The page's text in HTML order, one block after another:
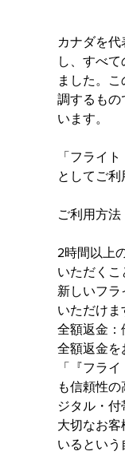
カナダを
し、すべ
ました。
調するもの
います。
「フライ
としてご利
ご利用方法
2時間以上
いただくこ
新しいフラ
いただけま
全額返金：
全額返金を
「『フラ
も信頼性
ジタル・
大切なお客
いるという